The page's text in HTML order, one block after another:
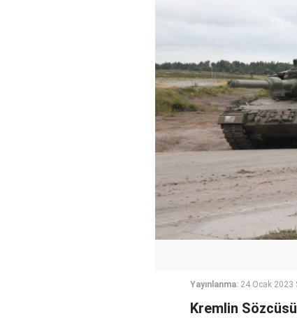
Yayınlanma: 24 Ocak 2023
Kremlin